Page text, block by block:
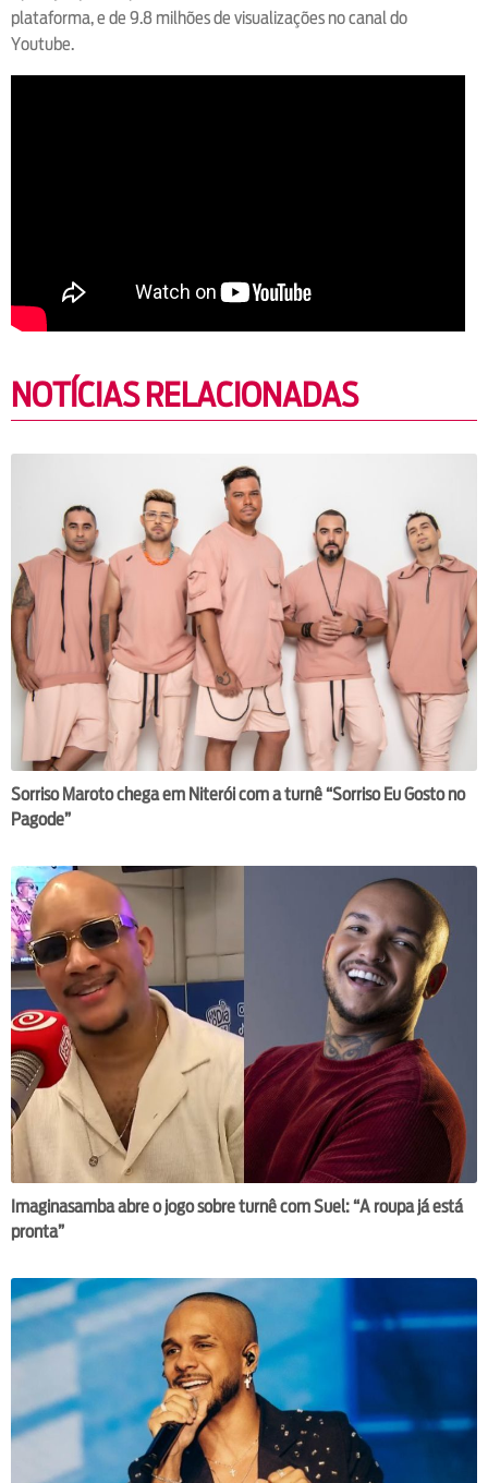
plataforma, e de 9.8 milhões de visualizações no canal do
Youtube.
NOTÍCIAS RELACIONADAS
Sorriso Maroto chega em Niterói com a turnê “Sorriso Eu Gosto no
Pagode”
Imaginasamba abre o jogo sobre turnê com Suel: “A roupa já está
pronta”